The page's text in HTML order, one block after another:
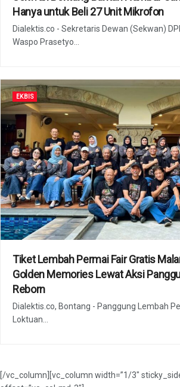
Hanya untuk Beli 27 Unit Mikrofon
Dialektis.co - Sekretaris Dewan (Sekwan)
Waspo Prasetyo...
EKBIS
Tiket Lembah Permai Fair Gratis
Golden Memories Lewat Aksi
Reborn
Dialektis.co, Bontang - Panggung Lembah
Loktuan...
[/vc_column][vc_column width=”1/3″